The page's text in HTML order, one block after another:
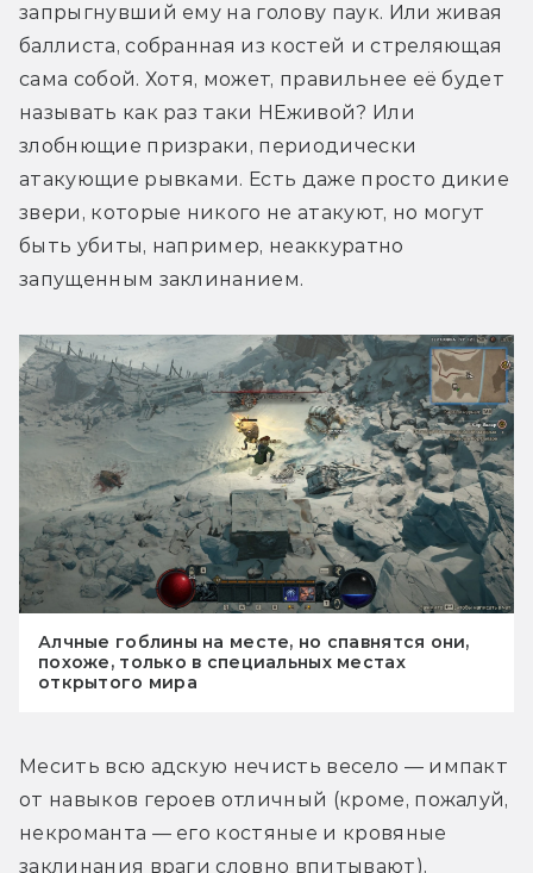
запрыгнувший ему на голову паук. Или живая
баллиста, собранная из костей и стреляющая
сама собой. Хотя, может, правильнее её будет
называть как раз таки НЕживой? Или
злобнющие призраки, периодически
атакующие рывками. Есть даже просто дикие
звери, которые никого не атакуют, но могут
быть убиты, например, неаккуратно
запущенным заклинанием.
Алчные гоблины на месте, но спавнятся они,
похоже, только в специальных местах
открытого мира
Месить всю адскую нечисть весело — импакт
от навыков героев отличный (кроме, пожалуй,
некроманта — его костяные и кровяные
заклинания враги словно впитывают),